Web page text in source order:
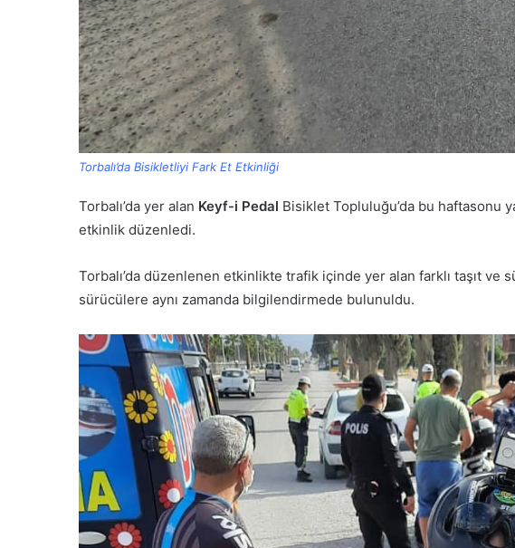
Torbalı’da Bisikletliyi Fark Et Etkinliği
Torbalı’da yer alan Keyf-i Pedal Bisiklet Topluluğu’da bu haftasonu
etkinlik düzenledi.
Torbalı’da düzenlenen etkinlikte trafik içinde yer alan farklı taşıt
sürücülere aynı zamanda bilgilendirmede bulunuldu.